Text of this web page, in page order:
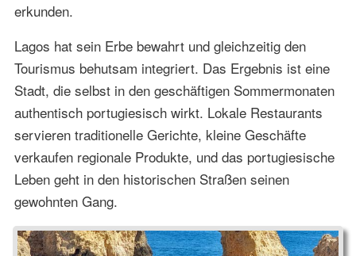
erkunden.
Lagos hat sein Erbe bewahrt und gleichzeitig den
Tourismus behutsam integriert. Das Ergebnis ist eine
Stadt, die selbst in den geschäftigen Sommermonaten
authentisch portugiesisch wirkt. Lokale Restaurants
servieren traditionelle Gerichte, kleine Geschäfte
verkaufen regionale Produkte, und das portugiesische
Leben geht in den historischen Straßen seinen
gewohnten Gang.